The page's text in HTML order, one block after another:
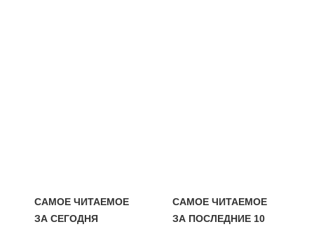
САМОЕ ЧИТАЕМОЕ
ЗА СЕГОДНЯ
САМОЕ ЧИТАЕМОЕ
ЗА ПОСЛЕДНИЕ 10